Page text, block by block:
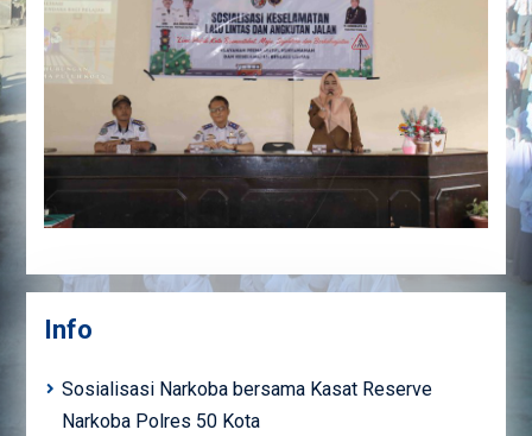
Info
Sosialisasi Narkoba bersama Kasat Reserve
Narkoba Polres 50 Kota